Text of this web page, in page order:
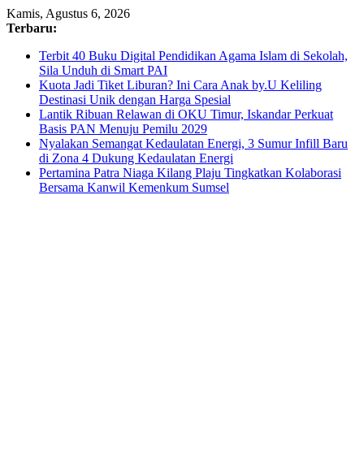
Skip
to
Kamis, Agustus 6, 2026
Terbaru:
Terbit 40 Buku Digital Pendidikan Agama Islam di Sekolah,
Sila Unduh di Smart PAI
Kuota Jadi Tiket Liburan? Ini Cara Anak by.U Keliling
Destinasi Unik dengan Harga Spesial
Lantik Ribuan Relawan di OKU Timur, Iskandar Perkuat
Basis PAN Menuju Pemilu 2029
Nyalakan Semangat Kedaulatan Energi, 3 Sumur Infill Baru
di Zona 4 Dukung Kedaulatan Energi
Pertamina Patra Niaga Kilang Plaju Tingkatkan Kolaborasi
Bersama Kanwil Kemenkum Sumsel